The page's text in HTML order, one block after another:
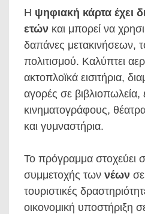
Η ψηφιακή κάρτα έχει
ετών και μπορεί να
δαπάνες μετακινήσεων,
πολιτισμού. Καλύπτει
ακτοπλοϊκά εισιτήρια,
αγορές σε βιβλιοπωλεία,
κινηματογράφους,
και γυμναστήρια.
Το πρόγραμμα στοχεύει
συμμετοχής των νέων σε
τουριστικές
οικονομική υποστήριξη